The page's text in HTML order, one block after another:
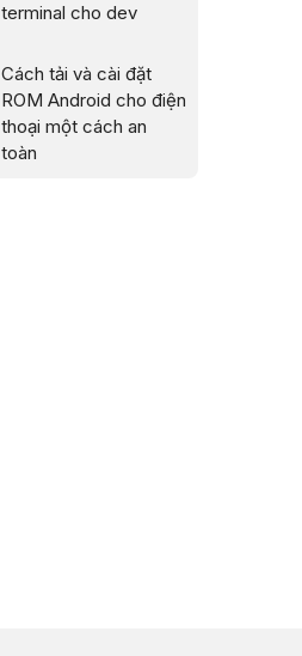
terminal cho dev
Cách tải và cài đặt
ROM Android cho điện
thoại một cách an
toàn